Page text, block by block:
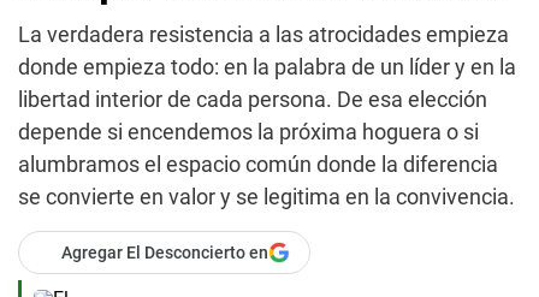
La verdadera resistencia a las atrocidades empieza
donde empieza todo: en la palabra de un líder y en la
libertad interior de cada persona. De esa elección
depende si encendemos la próxima hoguera o si
alumbramos el espacio común donde la diferencia
se convierte en valor y se legitima en la convivencia.
Agregar El Desconcierto en